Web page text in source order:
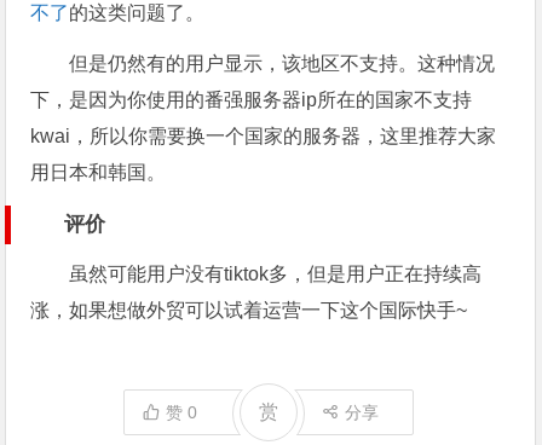
不了的这类问题了。
但是仍然有的用户显示，该地区不支持。这种情况
下，是因为你使用的番强服务器ip所在的国家不支持
kwai，所以你需要换一个国家的服务器，这里推荐大家
用日本和韩国。
评价
虽然可能用户没有tiktok多，但是用户正在持续高
涨，如果想做外贸可以试着运营一下这个国际快手~
赞0 赏 分享